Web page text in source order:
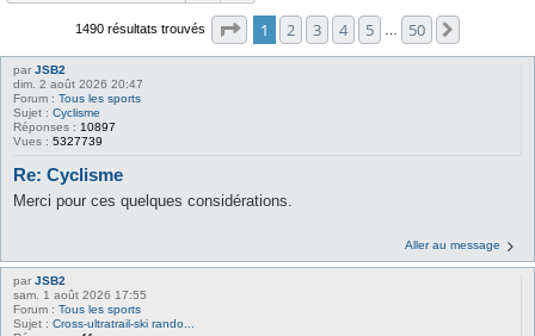
1490 résultats trouvés Page sur50
1 2 3 4 5 50
par JSB2
dim. 2 août 2026 20:47
Forum : Tous les sports
Sujet : Cyclisme
Réponses : 10897
Vues : 5327739
Re: Cyclisme
Merci pour ces quelques considérations.
Aller au message
par JSB2
sam. 1 août 2026 17:55
Forum : Tous les sports
Sujet : Cross-ultratrail-ski rando...